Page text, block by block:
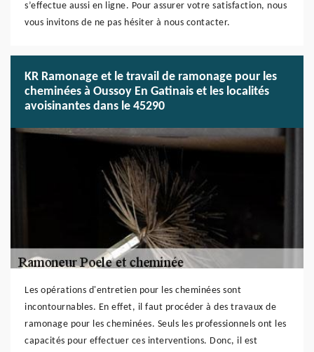
s’effectue aussi en ligne. Pour assurer votre satisfaction, nous
vous invitons de ne pas hésiter à nous contacter.
KR Ramonage et le travail de ramonage pour les
cheminées à Oussoy En Gatinais et les localités
avoisinantes dans le 45290
Les opérations d'entretien pour les cheminées sont
incontournables. En effet, il faut procéder à des travaux de
ramonage pour les cheminées. Seuls les professionnels ont les
capacités pour effectuer ces interventions. Donc, il est